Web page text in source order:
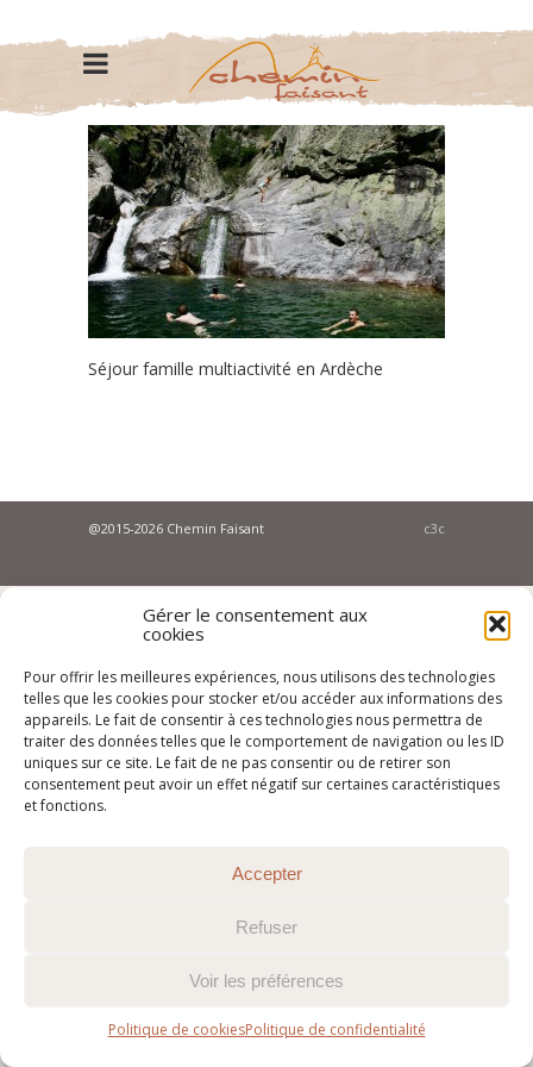
Gérer le consentement aux
cookies
Pour offrir les meilleures expériences, nous utilisons des technologies
telles que les cookies pour stocker et/ou accéder aux informations des
appareils. Le fait de consentir à ces technologies nous permettra de
traiter des données telles que le comportement de navigation ou les ID
uniques sur ce site. Le fait de ne pas consentir ou de retirer son
consentement peut avoir un effet négatif sur certaines caractéristiques
et fonctions.
Accepter
Refuser
Voir les préférences
Politique de cookiesPolitique de confidentialité
Séjour famille multiactivité en Ardèche
@2015-2026 Chemin Faisant c3c